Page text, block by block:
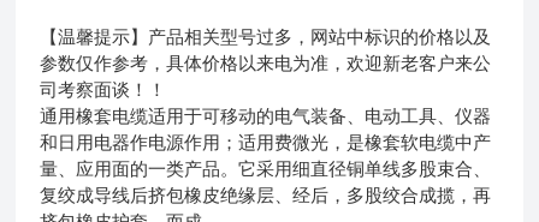
【温馨提示】产品相关型号过多，网站中标识的价格以及
参数仅作参考，具体价格以来电为准，欢迎新老客户来公
司考察面谈！！
通用橡套电缆适用于可移动的电气装备、电动工具、仪器
和日用电器作电源作用；适用费微光，是橡套软电缆中产
量、应用面的一类产品。它采用细直径铜单线多股束合、
复绞成导线后挤包橡皮绝缘层、经后，多股绞合成揽，再